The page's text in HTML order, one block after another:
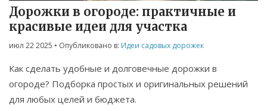
Дорожки в огороде: практичные и
красивые идеи для участка
июл 22 2025 • Опубликовано в: Идеи садовых дорожек
Как сделать удобные и долговечные дорожки в
огороде? Подборка простых и оригинальных решений
для любых целей и бюджета.